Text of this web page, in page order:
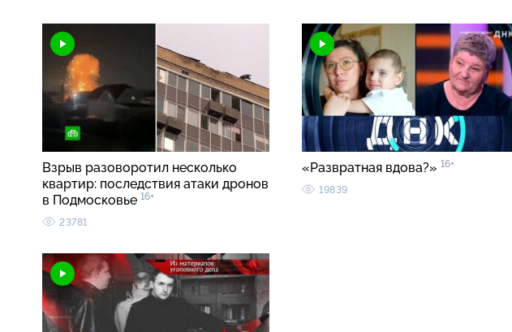
Взрыв разоворотил несколько
квартир: последствия атаки дронов
в Подмосковье 16+
23781
«Развратная вдова?» 16+
19839